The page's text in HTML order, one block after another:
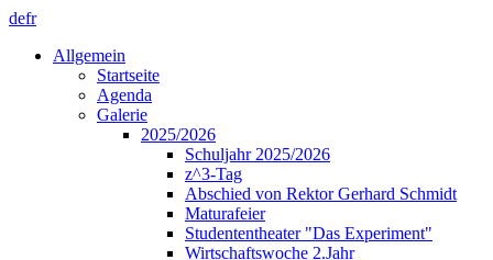
defr
Allgemein
Startseite
Agenda
Galerie
2025/2026
Schuljahr 2025/2026
z^3-Tag
Abschied von Rektor Gerhard Schmidt
Maturafeier
Studententheater "Das Experiment"
Wirtschaftswoche 2.Jahr